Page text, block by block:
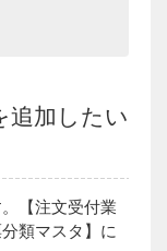
追加したい
【注文受付業
類マスタ】に